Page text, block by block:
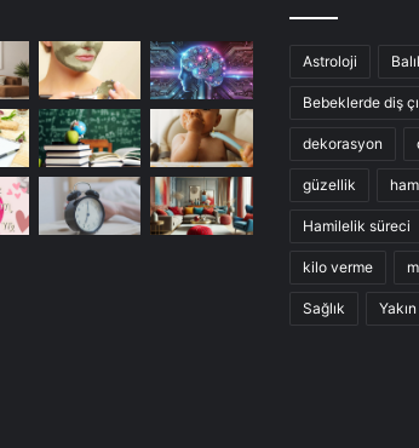
Astroloji
Bebeklerde diş
dekorasyon
güzellik
Hamilelik süreci
kilo verme
Sağlık